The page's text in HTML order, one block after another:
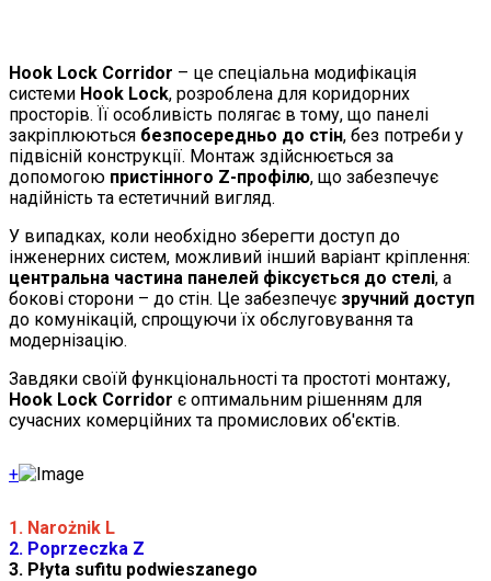
Hook Lock Corridor – це спеціальна модифікація
системи Hook Lock, розроблена для коридорних
просторів. Її особливість полягає в тому, що панелі
закріплюються безпосередньо до стін, без потреби у
підвісній конструкції. Монтаж здійснюється за
допомогою пристінного Z-профілю, що забезпечує
надійність та естетичний вигляд.
У випадках, коли необхідно зберегти доступ до
інженерних систем, можливий інший варіант кріплення:
центральна частина панелей фіксується до стелі, а
бокові сторони – до стін. Це забезпечує зручний доступ
до комунікацій, спрощуючи їх обслуговування та
модернізацію.
Завдяки своїй функціональності та простоті монтажу,
Hook Lock Corridor є оптимальним рішенням для
сучасних комерційних та промислових об'єктів.
+
1. Narożnik L
2. Poprzeczka Z
3. Płyta sufitu podwieszanego